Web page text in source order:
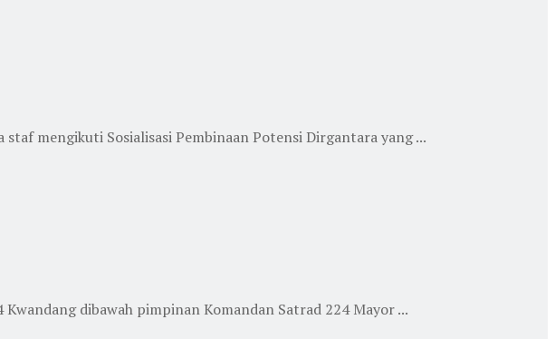
staf mengikuti Sosialisasi Pembinaan Potensi Dirgantara yang ...
dibawah pimpinan Komandan Satrad 224 Mayor ...